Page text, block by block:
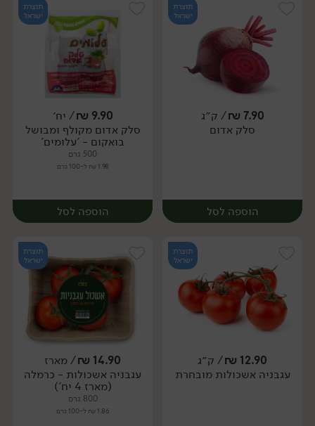
יח׳ ק״ג מארז
תוצרת
ישראל
7.90
₪/ ק״ג
סלק אדום
הוספה לסל
יח׳ ק״ג
תוצרת
ישראל
9.90
₪/ יח׳
סלק אדום מקולף ומבושל
בואקום - 'עלומים'
500 גרם
1.98 ₪ ל-100 גרם
הוספה לסל
יח׳
תוצרת
ישראל
12.90
₪/ ק״ג
עגבניה אשכולות מובחרת
תוצרת
ישראל
14.90
₪/ מארז
עגבניה אשכולות - כרמלה
(מארז 4 יח')
800 גרם
1.86 ₪ ל-100 גרם